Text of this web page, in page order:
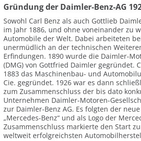
Gründung der Daimler-Benz-AG
Sowohl Carl Benz als auch Gottlieb
im Jahr 1886, und ohne voneinander zu
Automobile der Welt. Dabei arbeiteten
unermüdlich an der technischen
Erfindungen. 1890 wurde die Daimler-
(DMG) von Gottfried Daimler gegründet.
1883 das Maschinenbau- und
Cie. gegründet. 1926 war es dann
zum Zusammenschluss der bis dato
Unternehmen Daimler-Motoren-
zur Daimler-Benz AG. Es folgten der
„Mercedes-Benz“ und als Logo der
Zusammenschluss markierte den Start
weltweit erfolgreichsten